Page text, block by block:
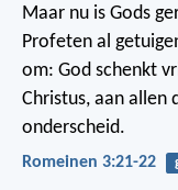
Maar nu is Gods
Profeten al
om: God schenkt
Christus, aan allen
onderscheid.
Romeinen 3:21-22